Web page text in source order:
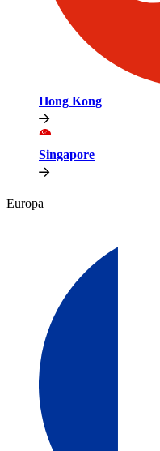
Hong Kong​​
Singapore​​
Europa​​